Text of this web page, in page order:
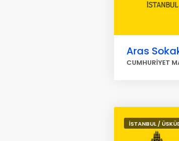
Aras
CUMHURİYET
İSTANBUL /